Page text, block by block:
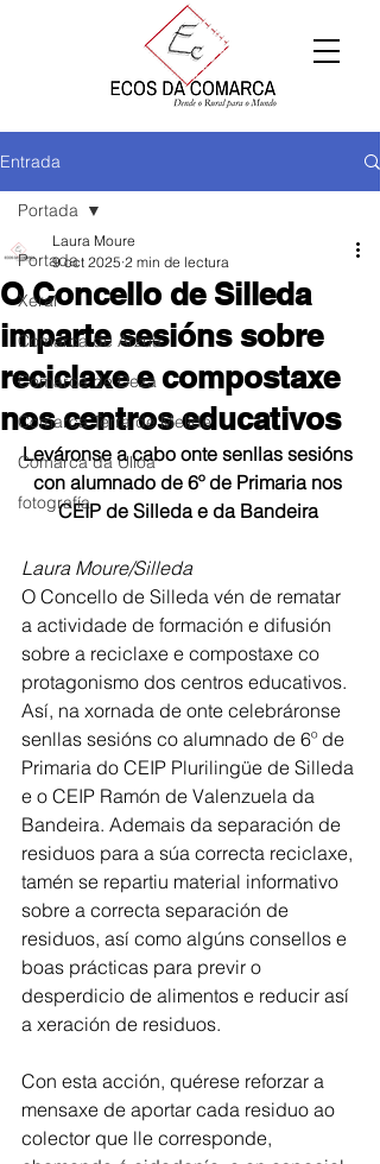
Entrada
Portada
Xeral
Comarca de Arzúa
Comarca de Deza
Comarca Terra de Melide
Comarca da Ulloa
fotografía
Portada
O Concello de Silleda
imparte sesións sobre
reciclaxe e compostaxe
nos centros educativos
Laura Moure
9 oct 2025 2 min de lectura
Leváronse a cabo onte senllas sesións
con alumnado de 6º de Primaria nos
CEIP de Silleda e da Bandeira
Laura Moure/Silleda
O Concello de Silleda vén de rematar
a actividade de formación e difusión
sobre a reciclaxe e compostaxe co
protagonismo dos centros educativos.
Así, na xornada de onte celebráronse
senllas sesións co alumnado de 6º de
Primaria do CEIP Plurilingüe de Silleda
e o CEIP Ramón de Valenzuela da
Bandeira. Ademais da separación de
residuos para a súa correcta reciclaxe,
tamén se repartiu material informativo
sobre a correcta separación de
residuos, así como algúns consellos e
boas prácticas para previr o
desperdicio de alimentos e reducir así
a xeración de residuos.
Con esta acción, quérese reforzar a
mensaxe de aportar cada residuo ao
colector que lle corresponde,